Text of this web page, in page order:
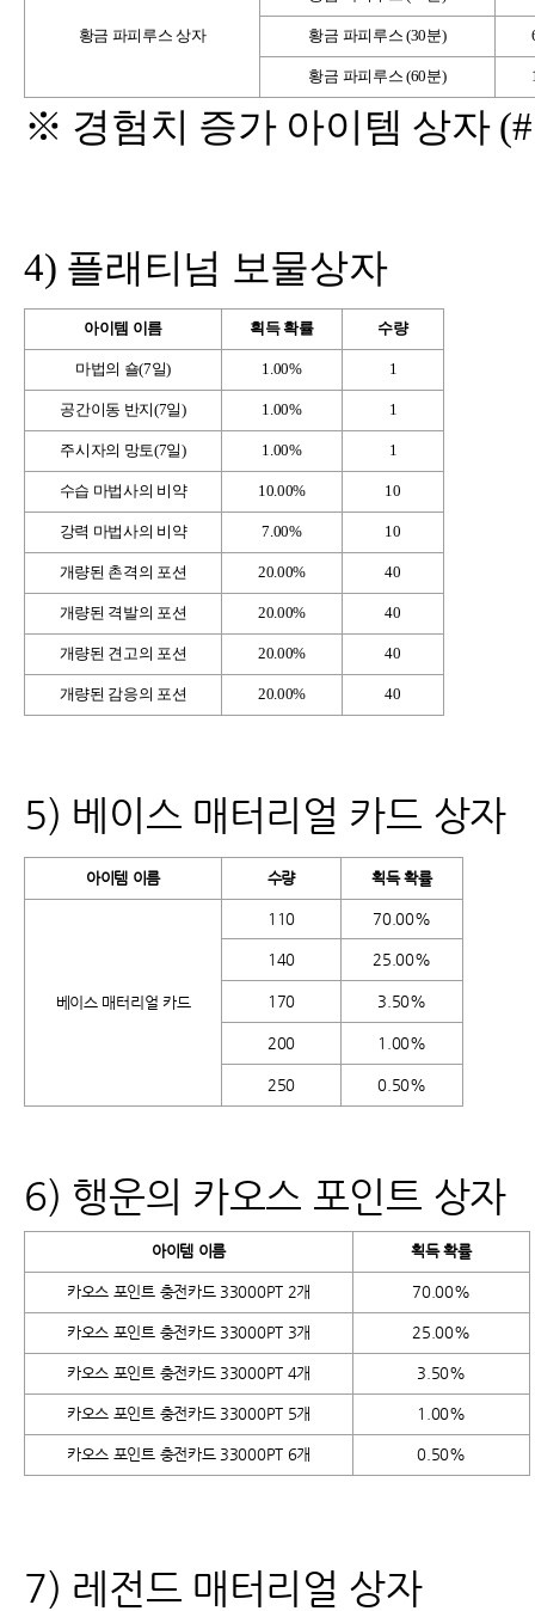
황금 파피루스 상자 황금 파피루스 (30분)
황금 파피루스 (60분)
※ 경험치 증가 아이템 상자
4) 플래티넘 보물상자
아이템 이름 획득 확률 수량
마법의 숄(7일) 1.00% 1
공간이동 반지(7일) 1.00% 1
주시자의 망토(7일) 1.00% 1
수습 마법사의 비약 10.00% 10
강력 마법사의 비약 7.00% 10
개량된 촌격의 포션 20.00% 40
개량된 격발의 포션 20.00% 40
개량된 견고의 포션 20.00% 40
개량된 감응의 포션 20.00% 40
5) 베이스 매터리얼 카드 상자
아이템 이름 수량 획득 확률
베이스 매터리얼 카드
110 70.00%
140 25.00%
170 3.50%
200 1.00%
250 0.50%
6) 행운의 카오스 포인트 상자
아이템 이름 획득 확률
카오스 포인트 충전카드 33000PT 2개 70.00%
카오스 포인트 충전카드 33000PT 3개 25.00%
카오스 포인트 충전카드 33000PT 4개 3.50%
카오스 포인트 충전카드 33000PT 5개 1.00%
카오스 포인트 충전카드 33000PT 6개 0.50%
7) 레전드 매터리얼 상자